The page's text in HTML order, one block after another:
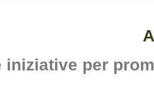
iniziative per